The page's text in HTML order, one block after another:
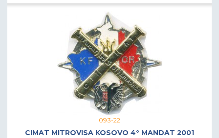
093-22
CIMAT MITROVISA KOSOVO 4° MANDAT 2001